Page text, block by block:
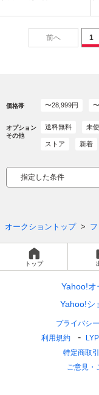
前へ 1
価格帯 〜28,999円
オプション
その他
送料無料 未
ストア 新着
指定した条件
オークショントップ
トップ
Yahoo!オ
Yahoo!シ
プライバシ
利用規約
特定商取
ご意見・